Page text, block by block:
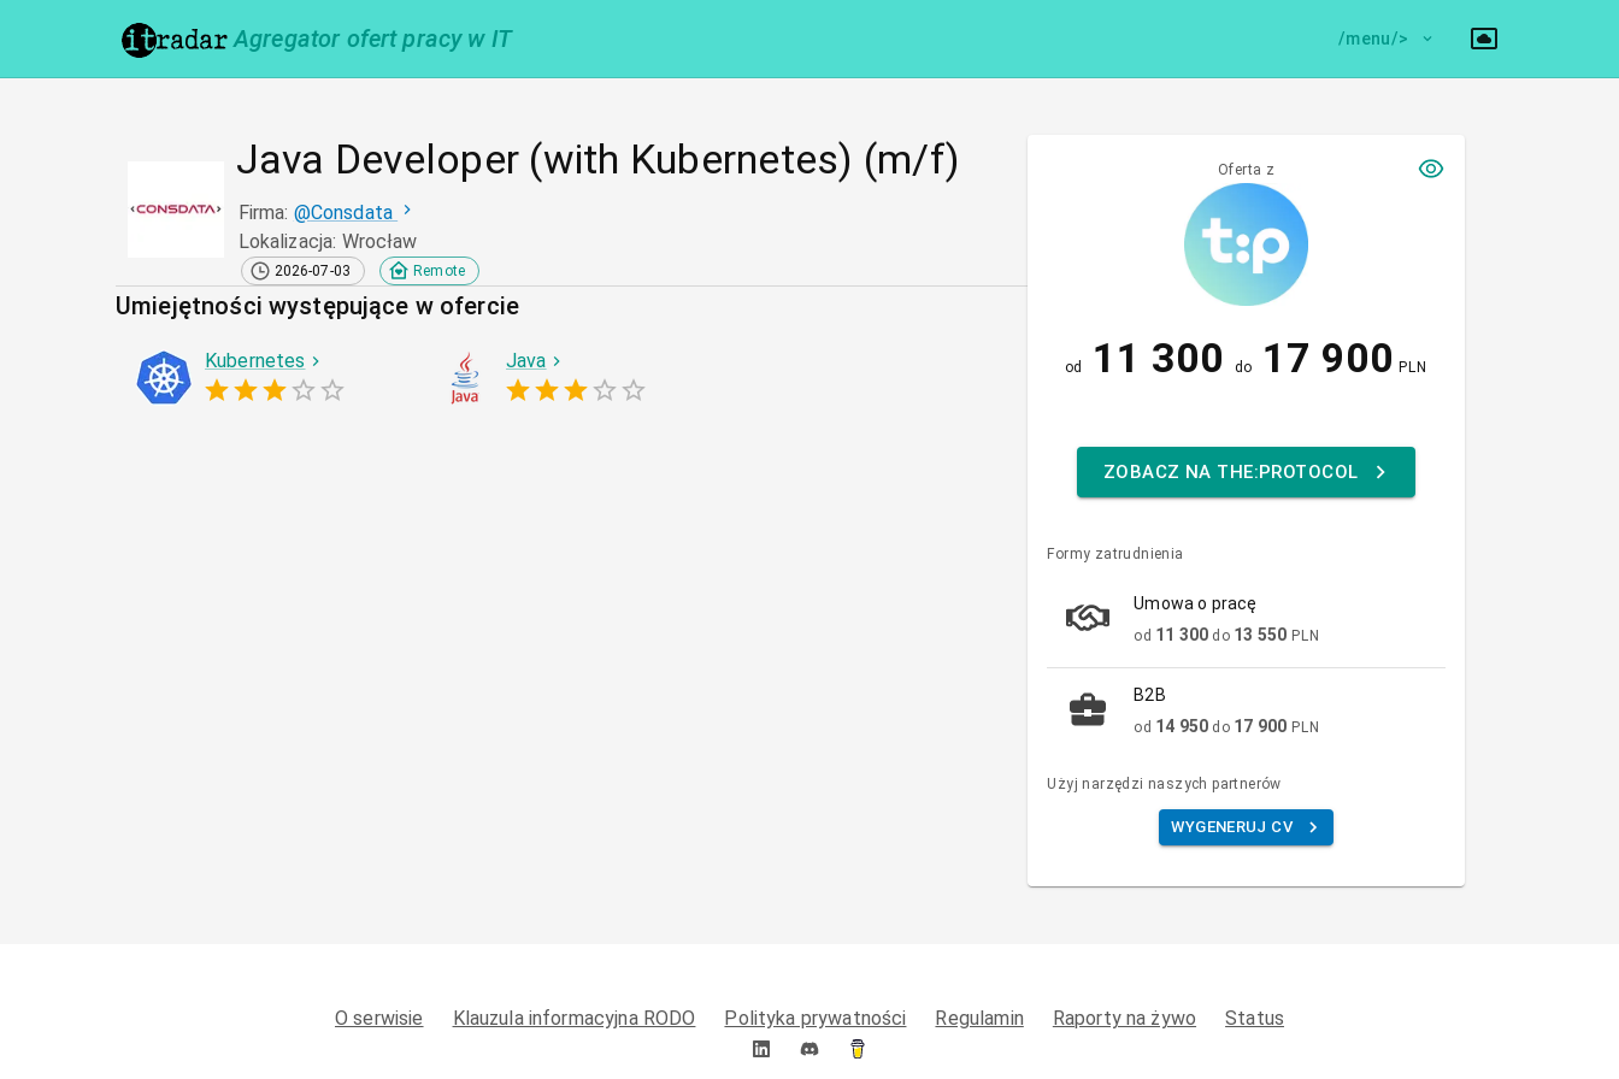
Agregator ofert pracy w IT /menu/>
Java Developer (with Kubernetes) (m/f)
Firma: @Consdata
Lokalizacja: Wrocław
2026-07-03 Remote
Umiejętności występujące w ofercie
Kubernetes Java
Oferta z
od 11 300 do 17 900 PLN
ZOBACZ NA THE:PROTOCOL
Formy zatrudnienia
Umowa o pracę
od 11 300 do 13 550 PLN
B2B
od 14 950 do 17 900 PLN
Użyj narzędzi naszych partnerów
WYGENERUJ CV
O serwisie Klauzula informacyjna RODO Polityka prywatności Regulamin Raporty na żywo Status